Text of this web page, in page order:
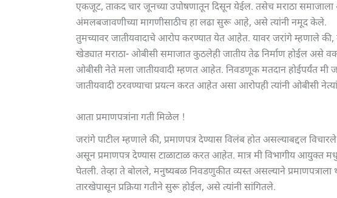
एकजूट, ताकद चार जूनच्या उपोषणातून दिसून येईल. तसेच मराठा
अंमलबजावणीच्या मागणीसाठीच हा लढा सुरू आहे, असे त्यांनी नमूद केले.
तुमच्यावर जातीयवादाचे आरोप करण्यात येत आहेत. यावर जरांगे म्हणाले
खेड्यात मराठा- ओबीसी समाजात कुठलेही जातीय तेढ निर्माण होईल असे
ओबीसी नेते मला जातीयवादी म्हणत आहेत. निवडणूक मतदान होईपर्यंत मी
जातीयवादी ठरवण्याचा प्रयत्न करत आहेत असा आरोपही त्यांनी ओबीसी
आता प्रमाणपत्रांना गती मिळेल !
जरांगे पाटील म्हणाले की, प्रमाणपत्र देण्यास विलंब होत असल्याबद्दल
असून प्रमाणपत्र देण्यास टाळाटाळ करत आहेत. मात्र मी विभागीय आयुक्त
घेतली. तेव्हा ते बोलले, मनुष्यबळ निवडणुकीत व्यस्त असल्याने
तारखेपासून प्रक्रिया गतीने सुरू होईल, असे त्यांनी सांगितले.